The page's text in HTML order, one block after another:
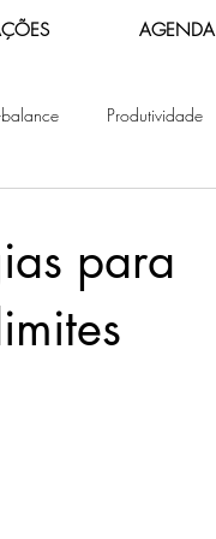
AGENDA
Produtividade
Humana
para